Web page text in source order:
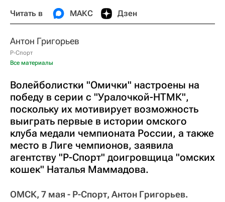
Читать в МАКС Дзен
Антон Григорьев
Р-Спорт
Все материалы
Волейболистки "Омички" настроены на
победу в серии с "Уралочкой-НТМК",
поскольку их мотивирует возможность
выиграть первые в истории омского
клуба медали чемпионата России, а также
место в Лиге чемпионов, заявила
агентству "Р-Спорт" доигровщица "омских
кошек" Наталья Маммадова.
ОМСК, 7 мая - Р-Спорт, Антон Григорьев.